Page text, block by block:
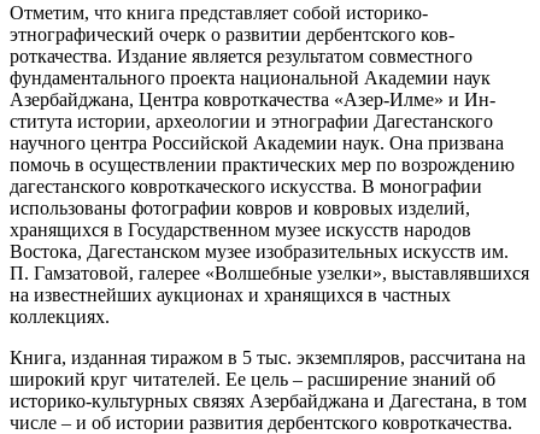
Отметим, что книга представляет собой историко-
этнографический очерк о развитии дербентского ков­
роткачества. Издание является ре­зультатом совместного
фундамен­тального проекта национальной Ака­демии наук
Азербайджана, Центра ковроткачества «Азер-Илме» и Ин­
ститута истории, археологии и этно­графии Дагестанского
научного цен­тра Российской Академии наук. Она призвана
помочь в осуществлении практических мер по возрождению
дагестанского ковроткаческого ис­кусства. В монографии
использованы фотографии ковров и ковровых изде­лий,
хранящихся в Государственном музее искусств народов
Востока, Да­гестанском музее изобразительных искусств им.
П. Гамзатовой, галерее «Волшебные узелки», выставлявших­ся
на известнейших аукционах и хра­нящихся в частных
коллекциях.
Книга, изданная тиражом в 5 тыс. экземпляров, рассчитана на
широкий круг читателей. Ее цель – расширение знаний об
историко-культурных связях Азербайджана и Дагестана, в том
чис­ле – и об истории развития дербент­ского ковроткачества.